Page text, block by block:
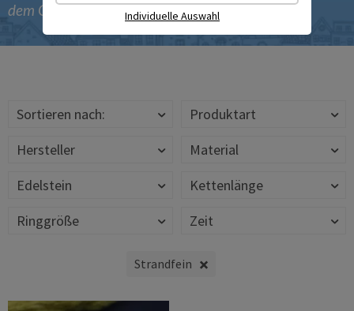
Individuelle Auswahl
dem Gutscheincode 'Sommer_2026'
Sortieren nach:
Produktart
Hersteller
Material
Edelstein
Kettenlänge
Ringgröße
Zeit
Strandfein